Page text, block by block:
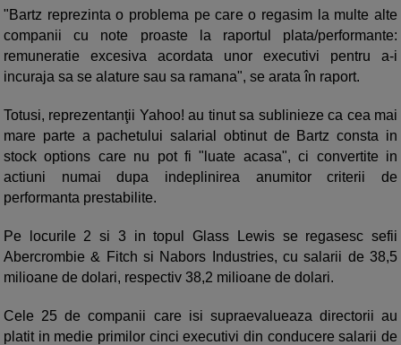
"Bartz reprezinta o problema pe care o regasim la multe alte
companii cu note proaste la raportul plata/performante:
remuneratie excesiva acordata unor executivi pentru a-i
incuraja sa se alature sau sa ramana", se arata în raport.
Totusi, reprezentanţii Yahoo! au tinut sa sublinieze ca cea mai
mare parte a pachetului salarial obtinut de Bartz consta in
stock options care nu pot fi "luate acasa", ci convertite in
actiuni numai dupa indeplinirea anumitor criterii de
performanta prestabilite.
Pe locurile 2 si 3 in topul Glass Lewis se regasesc sefii
Abercrombie & Fitch si Nabors Industries, cu salarii de 38,5
milioane de dolari, respectiv 38,2 milioane de dolari.
Cele 25 de companii care isi supraevalueaza directorii au
platit in medie primilor cinci executivi din conducere salarii de